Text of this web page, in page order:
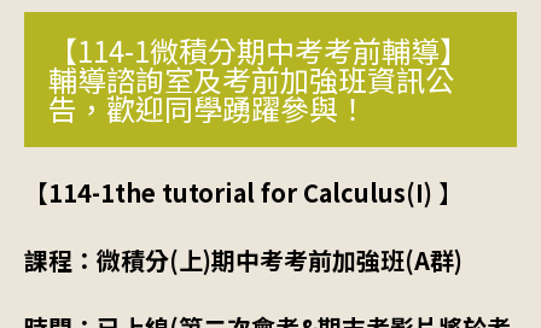
【114-1微積分期中考考前輔導】
輔導諮詢室及考前加強班資訊公
告，歡迎同學踴躍參與！
【114-1the tutorial for Calculus(I) 】
課程：微積分(上)期中考考前加強班(A群)